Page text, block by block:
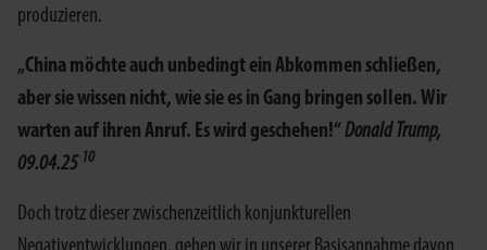
produzieren.
„China möchte auch unbedingt ein Abkommen schließen,
aber sie wissen nicht, wie sie es in Gang bringen sollen. Wir
warten auf ihren Anruf. Es wird geschehen!“ Donald Trump,
09.04.25 10
Doch trotz dieser zwischenzeitlich konjunkturellen